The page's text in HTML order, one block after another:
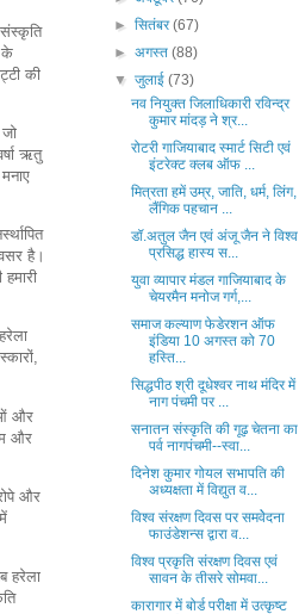
संस्कृति
के
की
ऋतु
है।
और
और
और
हरेला
► सितंबर(67)
► अगस्त (88)
▼ जुलाई (73)
नव नियुक्त जिलाधिकारी रविन्द्र
कुमार मांदड़ ने श्र...
रोटरी गाजियाबाद स्मार्ट सिटी एवं
इंटरेक्ट क्लब ऑफ ...
मित्रता हमें उम्र, जाति, धर्म, लिंग,
लैंगिक पहचान ...
डॉ.अतुल जैन एवं अंजू जैन ने विश्व
प्रसिद्ध हास्य स...
युवा व्यापार मंडल गाजियाबाद के
चेयरमैन मनोज गर्ग,...
समाज कल्याण फेडेरशन ऑफ
इंडिया 10 अगस्त को 70
हस्ति...
सिद्धपीठ श्री दूधेश्वर नाथ मंदिर में
नाग पंचमी पर ...
सनातन संस्कृति की गूढ़ चेतना का
पर्व नागपंचमी--स्वा...
दिनेश कुमार गोयल सभापति की
अध्यक्षता में विद्युत व...
विश्व संरक्षण दिवस पर समवेेदना
फाउंडेशन्स द्वारा व...
विश्व प्रकृति संरक्षण दिवस एवं
सावन के तीसरे सोमवा...
कारागार में बोर्ड परीक्षा में उत्कृष्ट